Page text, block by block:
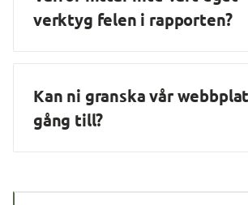
verktyg felen i rapporten?
Kan ni granska vår
gång till?